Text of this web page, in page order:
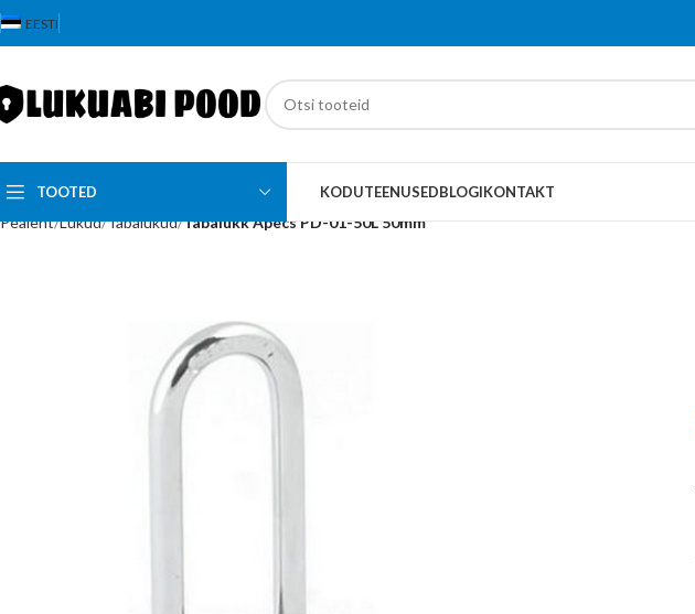
EESTI
TOOTED KODUTEENUSEDBLOGIKONTAKT
Pealeht Lukud Tabalukud Tabalukk Apecs PD-01-50L 50mm